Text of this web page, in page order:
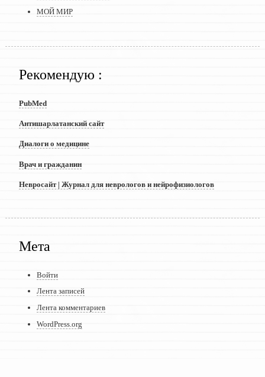
МОЙ МИР
Рекомендую :
PubMed
Антишарлатанский сайт
Диалоги о медицине
Врач и гражданин
Невросайт | Журнал для неврологов и нейрофизиологов
Мета
Войти
Лента записей
Лента комментариев
WordPress.org